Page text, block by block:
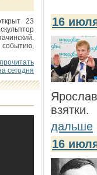
23
прочитать
сегодня
16
взятки.
дальше
16